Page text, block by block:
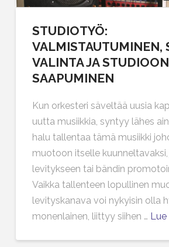
STUDIOTYÖ:
VALMISTAUTUMINEN,
VALINTA JA STUDIOON
SAAPUMINEN
Kun orkesteri säveltää uusia
uutta musiikkia, syntyy lähes
halu tallentaa tämä musiikki
muotoon itselle kuunneltavaksi,
levitykseen tai bändin
Vaikka tallenteen lopullinen
levityskanava voi nykyisin olla
monenlainen, liittyy siihen …